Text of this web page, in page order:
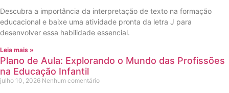
Descubra a importância da interpretação de texto na formação
educacional e baixe uma atividade pronta da letra J para
desenvolver essa habilidade essencial.
Leia mais »
Plano de Aula: Explorando o Mundo das Profissões
na Educação Infantil
julho 10, 2026 Nenhum comentário